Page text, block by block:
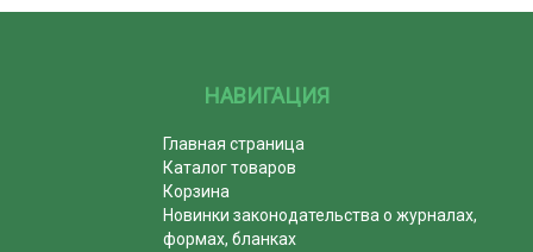
НАВИГАЦИЯ
Главная страница
Каталог товаров
Корзина
Новинки законодательства о журналах,
формах, бланках